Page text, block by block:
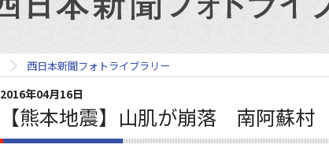
西日本新聞フォトライブラリー
2016年04月16日
【熊本地震】山肌が崩落 南阿蘇村